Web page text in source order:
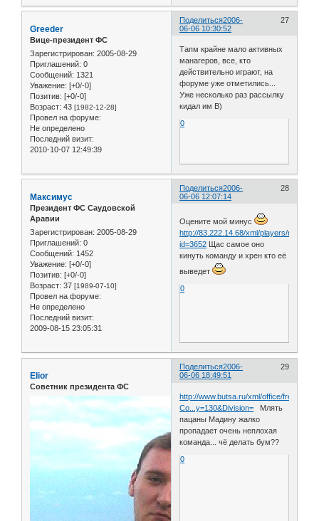
Поделиться 27
2006-
06-06 10:30:52
Greeder
Вице-президент ФС
Зарегистрирован: 2005-08-29
Приглашений: 0
Сообщений: 1321
Уважение: [+0/-0]
Позитив: [+0/-0]
Возраст: 43 [1982-12-28]
Провел на форуме:
Не определено
Последний визит:
2010-10-07 12:49:39
Тапм крайне мало активных
манагеров, все, кто
действительно играют, на
форуме уже отметились...
Уже несколько раз рассылку
кидал им B)
0
Поделиться 28
2006-
06-06 12:07:14
Максимус
Президент ФС Саудовской
Аравии
Зарегистрирован: 2005-08-29
Приглашений: 0
Сообщений: 1452
Уважение: [+0/-0]
Позитив: [+0/-0]
Возраст: 37 [1989-07-10]
Провел на форуме:
Не определено
Последний визит:
2009-08-15 23:05:31
Оцените мой минус
http://83.222.14.68/xml/players/
id=3652 Щас самое оно
кинуть команду и хрен кто её
выведет
0
Поделиться 29
2006-
06-06 18:49:51
Elior
Советник президента ФС
http://www.butsa.ru/xml/office/free.php?
Co...y=130&Division= Млять
пацаны Мадину жалко
пропадает очень неплохая
команда... чё делать бум??
0